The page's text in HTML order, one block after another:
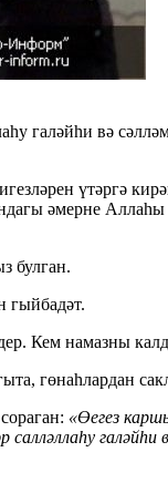
галәйһи вә
үтәргә
әмерне
булган.
гыйбадәт.
Кем намазны
гөнаһлардан
«Өегез